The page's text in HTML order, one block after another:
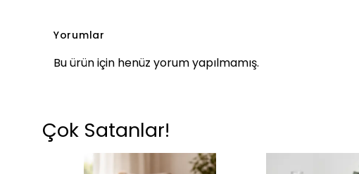
Yorumlar
Bu ürün için henüz yorum yapılmamış.
Çok Satanlar!